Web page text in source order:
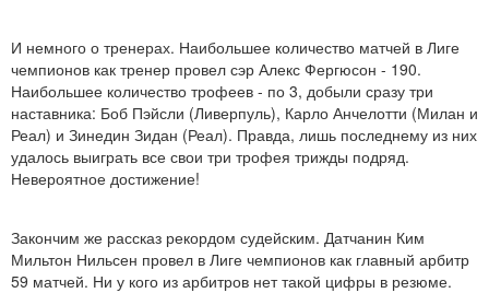
И немного о тренерах. Наибольшее количество матчей в Лиге
чемпионов как тренер провел сэр Алекс Фергюсон - 190.
Наибольшее количество трофеев - по 3, добыли сразу три
наставника: Боб Пэйсли (Ливерпуль), Карло Анчелотти (Милан и
Реал) и Зинедин Зидан (Реал). Правда, лишь последнему из них
удалось выиграть все свои три трофея трижды подряд.
Невероятное достижение!
Закончим же рассказ рекордом судейским. Датчанин Ким
Мильтон Нильсен провел в Лиге чемпионов как главный арбитр
59 матчей. Ни у кого из арбитров нет такой цифры в резюме.